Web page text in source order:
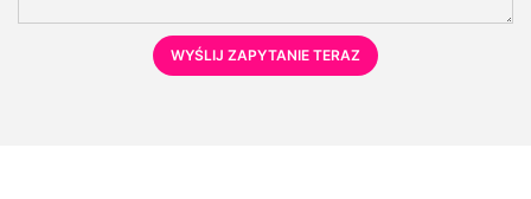
WYŚLIJ ZAPYTANIE TERAZ